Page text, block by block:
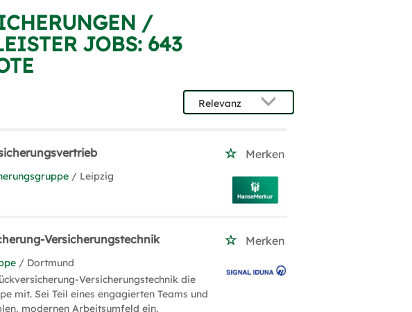
/
JOBS: 643
Merken
/ Leipzig
Versicherungstechnik Merken
/ Dortmund
Versicherungstechnik die
mit. Sei Teil eines engagierten Teams und
modernen Arbeitsumfeld ein.